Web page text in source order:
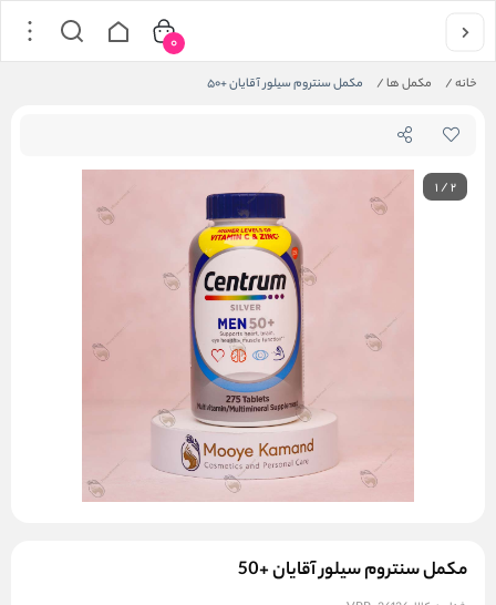
خانه/ مکمل ها/ مکمل سنتروم سیلور آقایان +50
0
1/2
مکمل سنتروم سیلور آقایان +50